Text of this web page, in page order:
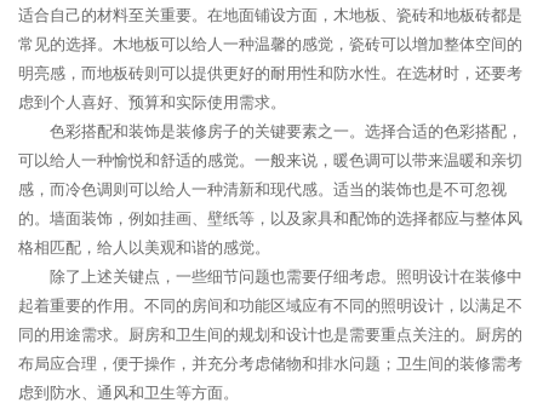
适合自己的材料至关重要。在地面铺设方面，木地板、瓷砖和地板砖都是
常见的选择。木地板可以给人一种温馨的感觉，瓷砖可以增加整体空间的
明亮感，而地板砖则可以提供更好的耐用性和防水性。在选材时，还要考
虑到个人喜好、预算和实际使用需求。
色彩搭配和装饰是装修房子的关键要素之一。选择合适的色彩搭配，
可以给人一种愉悦和舒适的感觉。一般来说，暖色调可以带来温暖和亲切
感，而冷色调则可以给人一种清新和现代感。适当的装饰也是不可忽视
的。墙面装饰，例如挂画、壁纸等，以及家具和配饰的选择都应与整体风
格相匹配，给人以美观和谐的感觉。
除了上述关键点，一些细节问题也需要仔细考虑。照明设计在装修中
起着重要的作用。不同的房间和功能区域应有不同的照明设计，以满足不
同的用途需求。厨房和卫生间的规划和设计也是需要重点关注的。厨房的
布局应合理，便于操作，并充分考虑储物和排水问题；卫生间的装修需考
虑到防水、通风和卫生等方面。